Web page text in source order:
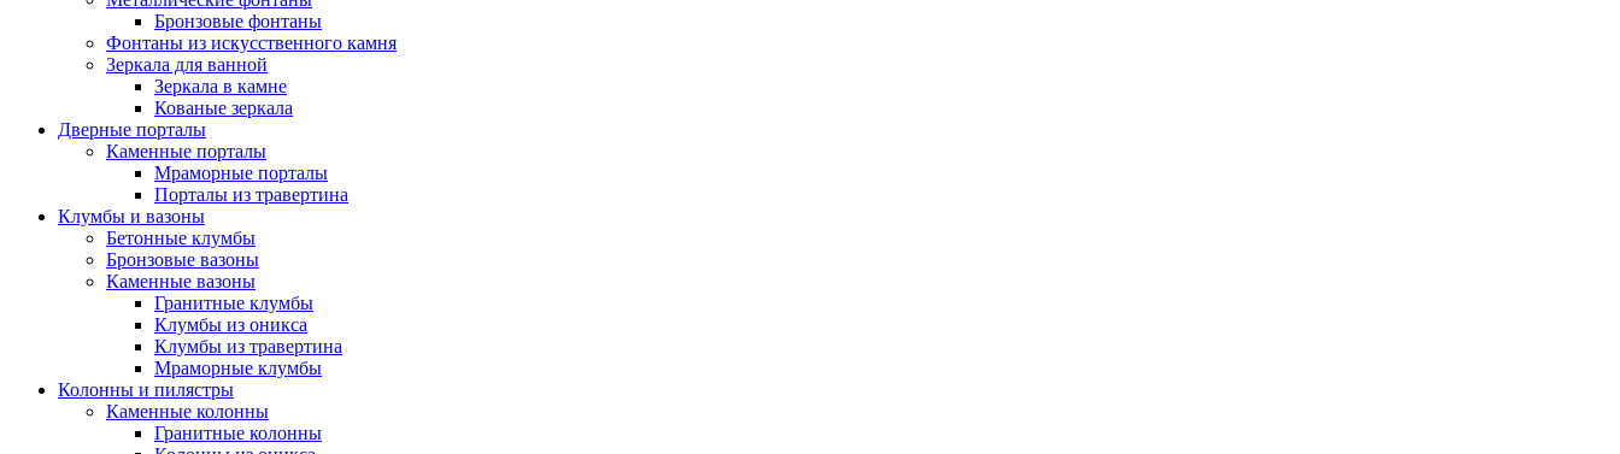
Бронзовые фонтаны
Фонтаны из искусственного камня
Зеркала для ванной
Зеркала в камне
Кованые зеркала
Дверные порталы
Каменные порталы
Мраморные порталы
Порталы из травертина
Клумбы и вазоны
Бетонные клумбы
Бронзовые вазоны
Каменные вазоны
Гранитные клумбы
Клумбы из оникса
Клумбы из травертина
Мраморные клумбы
Колонны и пилястры
Каменные колонны
Гранитные колонны